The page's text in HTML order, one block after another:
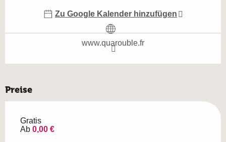
Zu Google Kalender hinzufügen
www.quarouble.fr
Preise
Gratis
Ab 0,00 €